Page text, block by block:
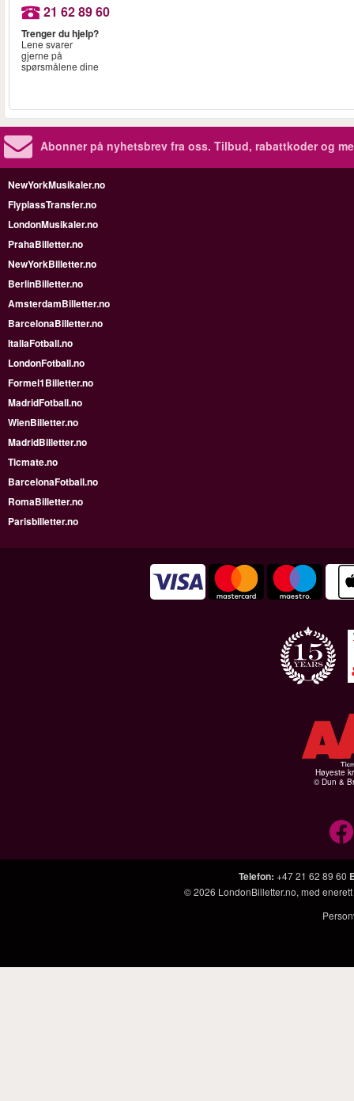
21 62 89 60
Trenger du hjelp?
Lene svarer
gjerne på
spørsmålene dine
Abonner på nyhetsbrev fra oss. Tilbud, rabattkoder og
NewYorkMusikaler.no
FlyplassTransfer.no
LondonMusikaler.no
PrahaBilletter.no
NewYorkBilletter.no
BerlinBilletter.no
AmsterdamBilletter.no
BarcelonaBilletter.no
ItaliaFotball.no
LondonFotball.no
Formel1Billetter.no
MadridFotball.no
WienBilletter.no
MadridBilletter.no
Ticmate.no
BarcelonaFotball.no
RomaBilletter.no
Parisbilletter.no
Høyeste
© Dun &
Telefon: +47 21 62 89 60
© 2026 LondonBilletter.no, med